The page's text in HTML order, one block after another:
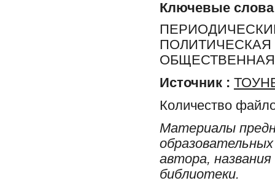
Ключевые слова
Источник :
Количество
Материалы
автора,
библиотеки.